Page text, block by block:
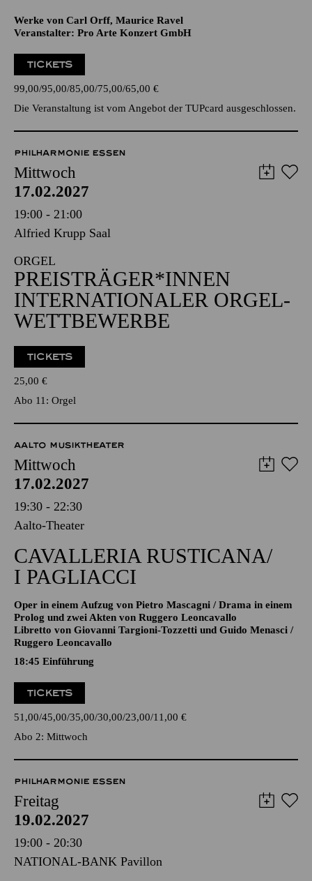
CARMINA BURANA &
BOLÉRO
Werke von Carl Orff, Maurice Ravel
Veranstalter: Pro Arte Konzert GmbH
TICKETS
99,00 95,00 85,00 75,00 65,00€
Die Veranstaltung ist vom Angebot der TUPcard ausgeschlossen.
PHILHARMONIE ESSEN
Mittwoch
17.02.2027
19:00 - 21:00
Alfried Krupp Saal
ORGEL
PREISTRÄGER*­INNEN
INTER­NATIONALER ORGEL­
WETT­BEWERBE
TICKETS
25,00€
Abo 11: Orgel
AALTO MUSIKTHEATER
Mittwoch
17.02.2027
19:30 - 22:30
Aalto-Theater
CAVALLERIA RUSTICANA/
I PAGLIACCI
Oper in einem Aufzug von Pietro Mascagni / Drama in einem
Prolog und zwei Akten von Ruggero Leoncavallo
Ruggero Leoncavallo
18:45 Einführung
TICKETS
51,00 45,00 35,00 30,00 23,00 11,00€
Abo 2: Mittwoch
PHILHARMONIE ESSEN
Freitag
19.02.2027